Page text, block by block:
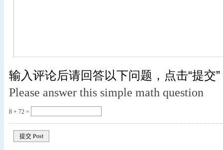
输入评论后请回答以下问题，点击“提交”
Please answer this simple math question
8 + 72 =